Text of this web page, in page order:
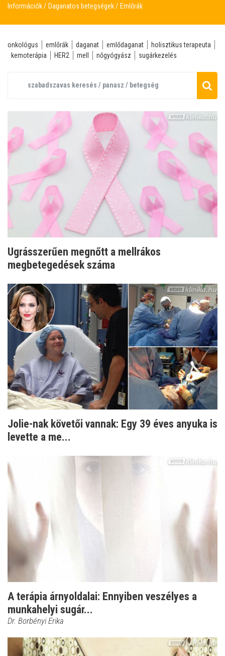
Információk Daganatos betegségek Emlőrák
onkológus emlőrák daganat emlődaganat
holisztikus terapeuta
kemoterápia
HER2 mell nőgyógyász sugárkezelés
Ugrásszerűen megnőtt a mellrákos
megbetegedések száma
Jolie-nak követői vannak: Egy 39 éves anyuka is
levette a me...
A terápia árnyoldalai: Ennyiben veszélyes a
munkahelyi sugár...
Dr. Borbényi Erika